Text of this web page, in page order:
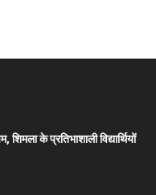
के प्रतिभाशाली विद्यार्थियों